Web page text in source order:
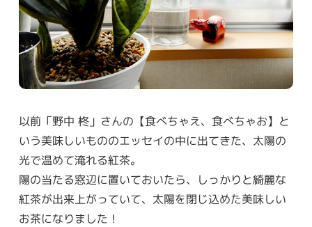
以前「野中 柊」さんの【食べちゃえ、食べちゃお】と
いう美味しいもののエッセイの中に出てきた、太陽の
光で温めて淹れる紅茶。
陽の当たる窓辺に置いておいたら、しっかりと綺麗な
紅茶が出来上がっていて、太陽を閉じ込めた美味しい
お茶になりました！